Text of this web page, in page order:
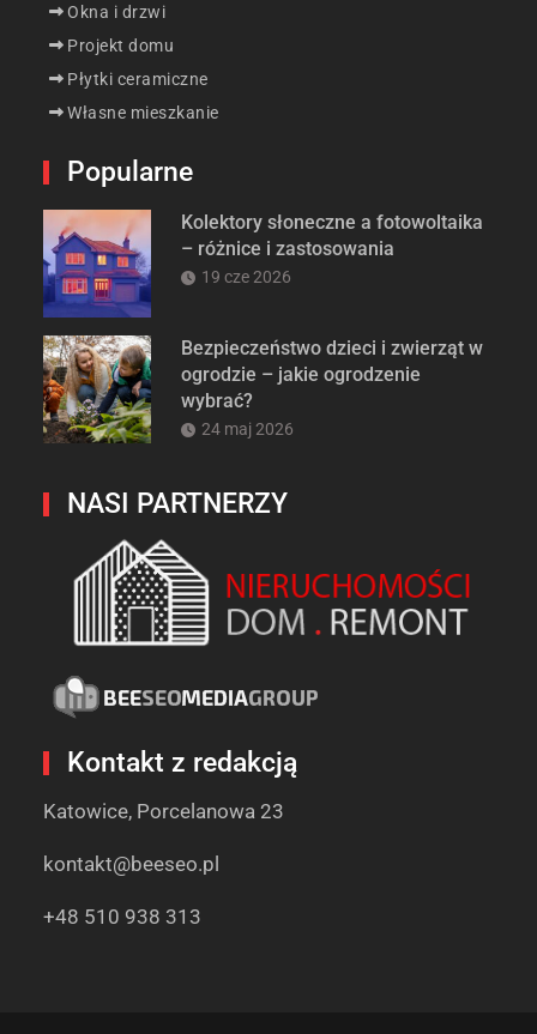
Okna i drzwi
Projekt domu
Płytki ceramiczne
Własne mieszkanie
Popularne
Kolektory słoneczne a fotowoltaika
– różnice i zastosowania
19 cze 2026
Bezpieczeństwo dzieci i zwierząt w
ogrodzie – jakie ogrodzenie
wybrać?
24 maj 2026
NASI PARTNERZY
Kontakt z redakcją
Katowice, Porcelanowa 23
kontakt@beeseo.pl
+48 510 938 313